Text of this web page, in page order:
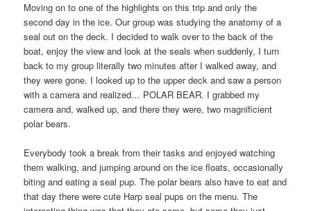
Moving on to one of the highlights on this trip and only the
second day in the ice. Our group was studying the anatomy of a
seal out on the deck. I decided to walk over to the back of the
boat, enjoy the view and look at the seals when suddenly, I turn
back to my group literally two minutes after I walked away, and
they were gone. I looked up to the upper deck and saw a person
with a camera and realized… POLAR BEAR. I grabbed my
camera and, walked up, and there they were, two magnificient
polar bears.
Everybody took a break from their tasks and enjoyed watching
them walking, and jumping around on the ice floats, occasionally
biting and eating a seal pup. The polar bears also have to eat and
that day there were cute Harp seal pups on the menu. The